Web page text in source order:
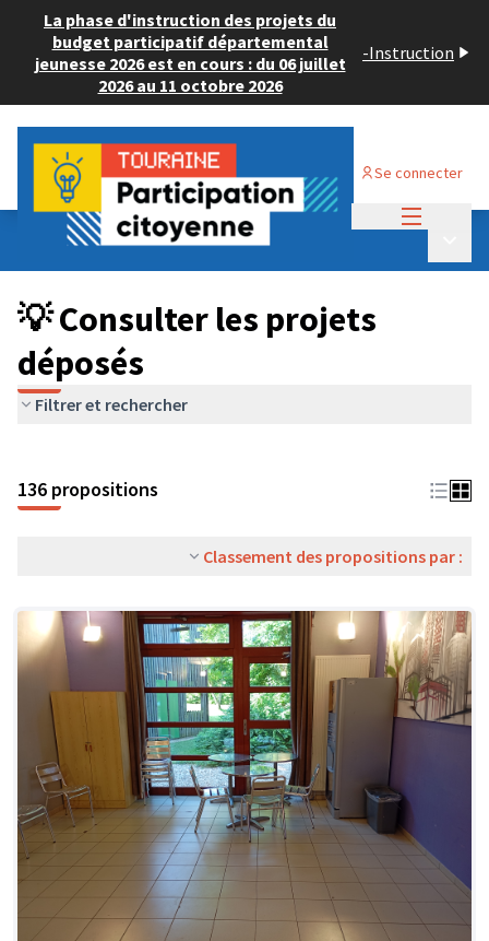
La phase d'instruction des projets du
budget participatif départemental
jeunesse 2026 est en cours : du 06 juillet
2026 au 11 octobre 2026
-Instruction
Se connecter
Budget Participatif JEUNESSE 2024
💡 Consulter les projets déposés
💡 Consulter les projets
déposés
Filtrer et rechercher
136 propositions
Classement des propositions par :